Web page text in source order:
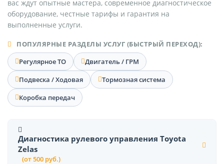
вас ждут опытные мастера, современное диагностическое
оборудование, честные тарифы и гарантия на
выполненные услуги.
ПОПУЛЯРНЫЕ РАЗДЕЛЫ УСЛУГ (БЫСТРЫЙ ПЕРЕХОД):
Регулярное ТО
Двигатель / ГРМ
Подвеска / Ходовая
Тормозная система
Коробка передач
Диагностика рулевого управления Toyota
Zelas
(от 500 руб.)